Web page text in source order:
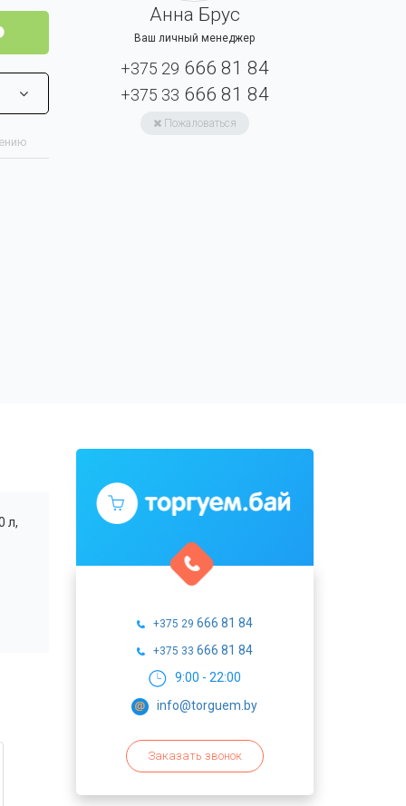
Анна Брус
Ваш личный менеджер
+375 29 666 81 84
+375 33 666 81 84
Пожаловаться
л,
+375 29 666 81 84
+375 33 666 81 84
9:00 - 22:00
info@torguem.by
Заказать звонок